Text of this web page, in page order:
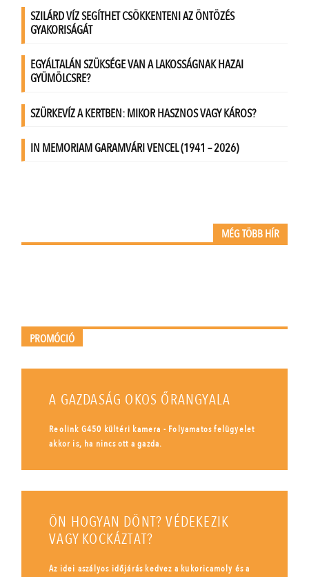
MÉG TÖBB HÍR
PROMÓCIÓ
A GAZDASÁG OKOS ŐRANGYALA
Reolink G450 kültéri kamera - Folyamatos felügyelet
akkor is, ha nincs ott a gazda.
ÖN HOGYAN DÖNT? VÉDEKEZIK
VAGY KOCKÁZTAT?
Az idei aszályos időjárás kedvez a kukoricamoly és a